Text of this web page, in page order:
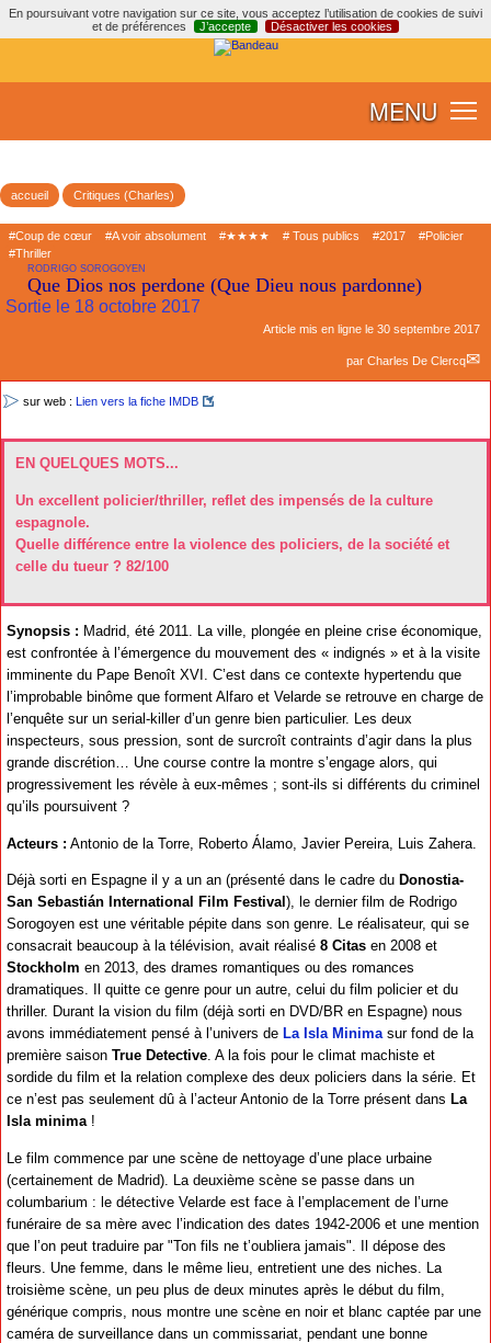
En poursuivant votre navigation sur ce site, vous acceptez l’utilisation de cookies de suivi
et de préférences
J’accepte Désactiver les cookies
MENU
accueil Critiques (Charles)
#Coup de cœur #A voir absolument #★★★★ # Tous publics #2017
#Policier
#Thriller
RODRIGO SOROGOYEN
Que Dios nos perdone (Que Dieu nous pardonne)
Sortie le 18 octobre 2017
Article mis en ligne le 30 septembre 2017
par Charles De Clercq
EN QUELQUES MOTS...
Un excellent policier/thriller, reflet des impensés de la culture
espagnole.
Quelle différence entre la violence des policiers, de la société et
celle du tueur ? 82/100
sur web : Lien vers la fiche IMDB
Synopsis : Madrid, été 2011. La ville, plongée en pleine crise économique,
est confrontée à l’émergence du mouvement des « indignés » et à la visite
imminente du Pape Benoît XVI. C’est dans ce contexte hypertendu que
l’improbable binôme que forment Alfaro et Velarde se retrouve en charge de
l’enquête sur un serial-killer d’un genre bien particulier. Les deux
inspecteurs, sous pression, sont de surcroît contraints d’agir dans la plus
grande discrétion… Une course contre la montre s’engage alors, qui
progressivement les révèle à eux-mêmes ; sont-ils si différents du criminel
qu’ils poursuivent ?
Acteurs : Antonio de la Torre, Roberto Álamo, Javier Pereira, Luis Zahera.
Déjà sorti en Espagne il y a un an (présenté dans le cadre du Donostia-
San Sebastián International Film Festival ), le dernier film de Rodrigo
Sorogoyen est une véritable pépite dans son genre. Le réalisateur, qui se
consacrait beaucoup à la télévision, avait réalisé 8 Citas en 2008 et
Stockholm en 2013, des drames romantiques ou des romances
dramatiques. Il quitte ce genre pour un autre, celui du film policier et du
thriller. Durant la vision du film (déjà sorti en DVD/BR en Espagne) nous
avons immédiatement pensé à l’univers de La Isla Minimasur fond de la
première saison True Detective. A la fois pour le climat machiste et
sordide du film et la relation complexe des deux policiers dans la série. Et
ce n’est pas seulement dû à l’acteur Antonio de la Torre présent dans La
Isla minima!
Le film commence par une scène de nettoyage d’une place urbaine
(certainement de Madrid). La deuxième scène se passe dans un
columbarium : le détective Velarde est face à l’emplacement de l’urne
funéraire de sa mère avec l’indication des dates 1942-2006 et une mention
que l’on peut traduire par "Ton fils ne t’oubliera jamais". Il dépose des
fleurs. Une femme, dans le même lieu, entretient une des niches. La
troisième scène, un peu plus de deux minutes après le début du film,
générique compris, nous montre une scène en noir et blanc captée par une
caméra de surveillance dans un commissariat, pendant une bonne